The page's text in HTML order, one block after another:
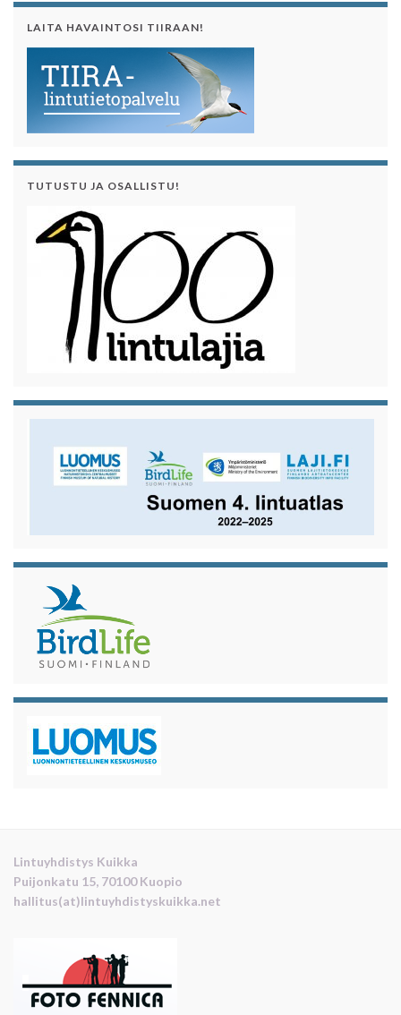
LAITA HAVAINTOSI TIIRAAN!
TUTUSTU JA OSALLISTU!
Lintuyhdistys Kuikka
Puijonkatu 15, 70100 Kuopio
hallitus(at)lintuyhdistyskuikka.net